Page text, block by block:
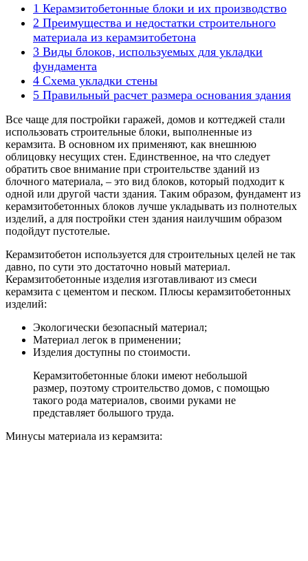
1 Керамзитобетонные блоки и их производство
2 Преимущества и недостатки строительного
материала из керамзитобетона
3 Виды блоков, используемых для укладки
фундамента
4 Схема укладки стены
5 Правильный расчет размера основания здания
Все чаще для постройки гаражей, домов и коттеджей стали
использовать строительные блоки, выполненные из
керамзита. В основном их применяют, как внешнюю
облицовку несущих стен. Единственное, на что следует
обратить свое внимание при строительстве зданий из
блочного материала, – это вид блоков, который подходит к
одной или другой части здания. Таким образом, фундамент из
керамзитобетонных блоков лучше укладывать из полнотелых
изделий, а для постройки стен здания наилучшим образом
подойдут пустотелые.
Керамзитобетон используется для строительных целей не так
давно, по сути это достаточно новый материал.
Керамзитобетонные изделия изготавливают из смеси
керамзита с цементом и песком. Плюсы керамзитобетонных
изделий:
Экологически безопасный материал;
Материал легок в применении;
Изделия доступны по стоимости.
Керамзитобетонные блоки имеют небольшой
размер, поэтому строительство домов, с помощью
такого рода материалов, своими руками не
представляет большого труда.
Минусы материала из керамзита: